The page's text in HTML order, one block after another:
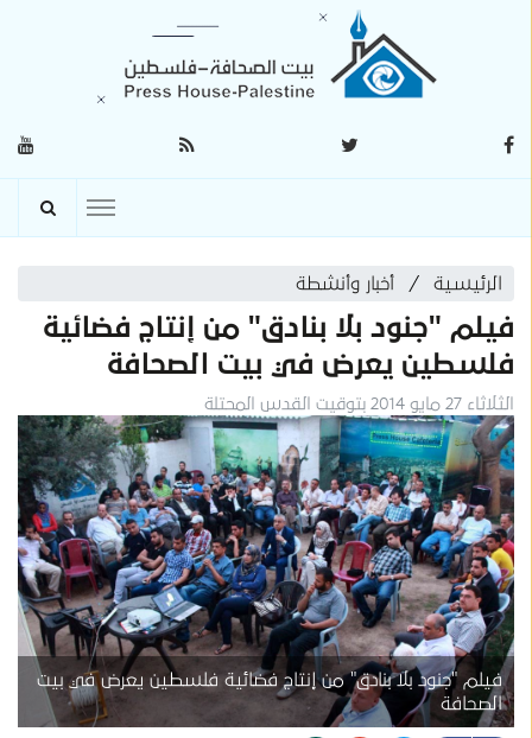
الرئيسية أخبار وأنشطة
فيلم "جنود بلا بنادق" من إنتاج فضائية
فلسطين يعرض في بيت الصحافة
الثلاثاء 27 مايو 2014 بتوقيت القدس المحتلة
فيلم "جنود بلا بنادق" من إنتاج فضائية فلسطين يعرض في بيت
الصحافة